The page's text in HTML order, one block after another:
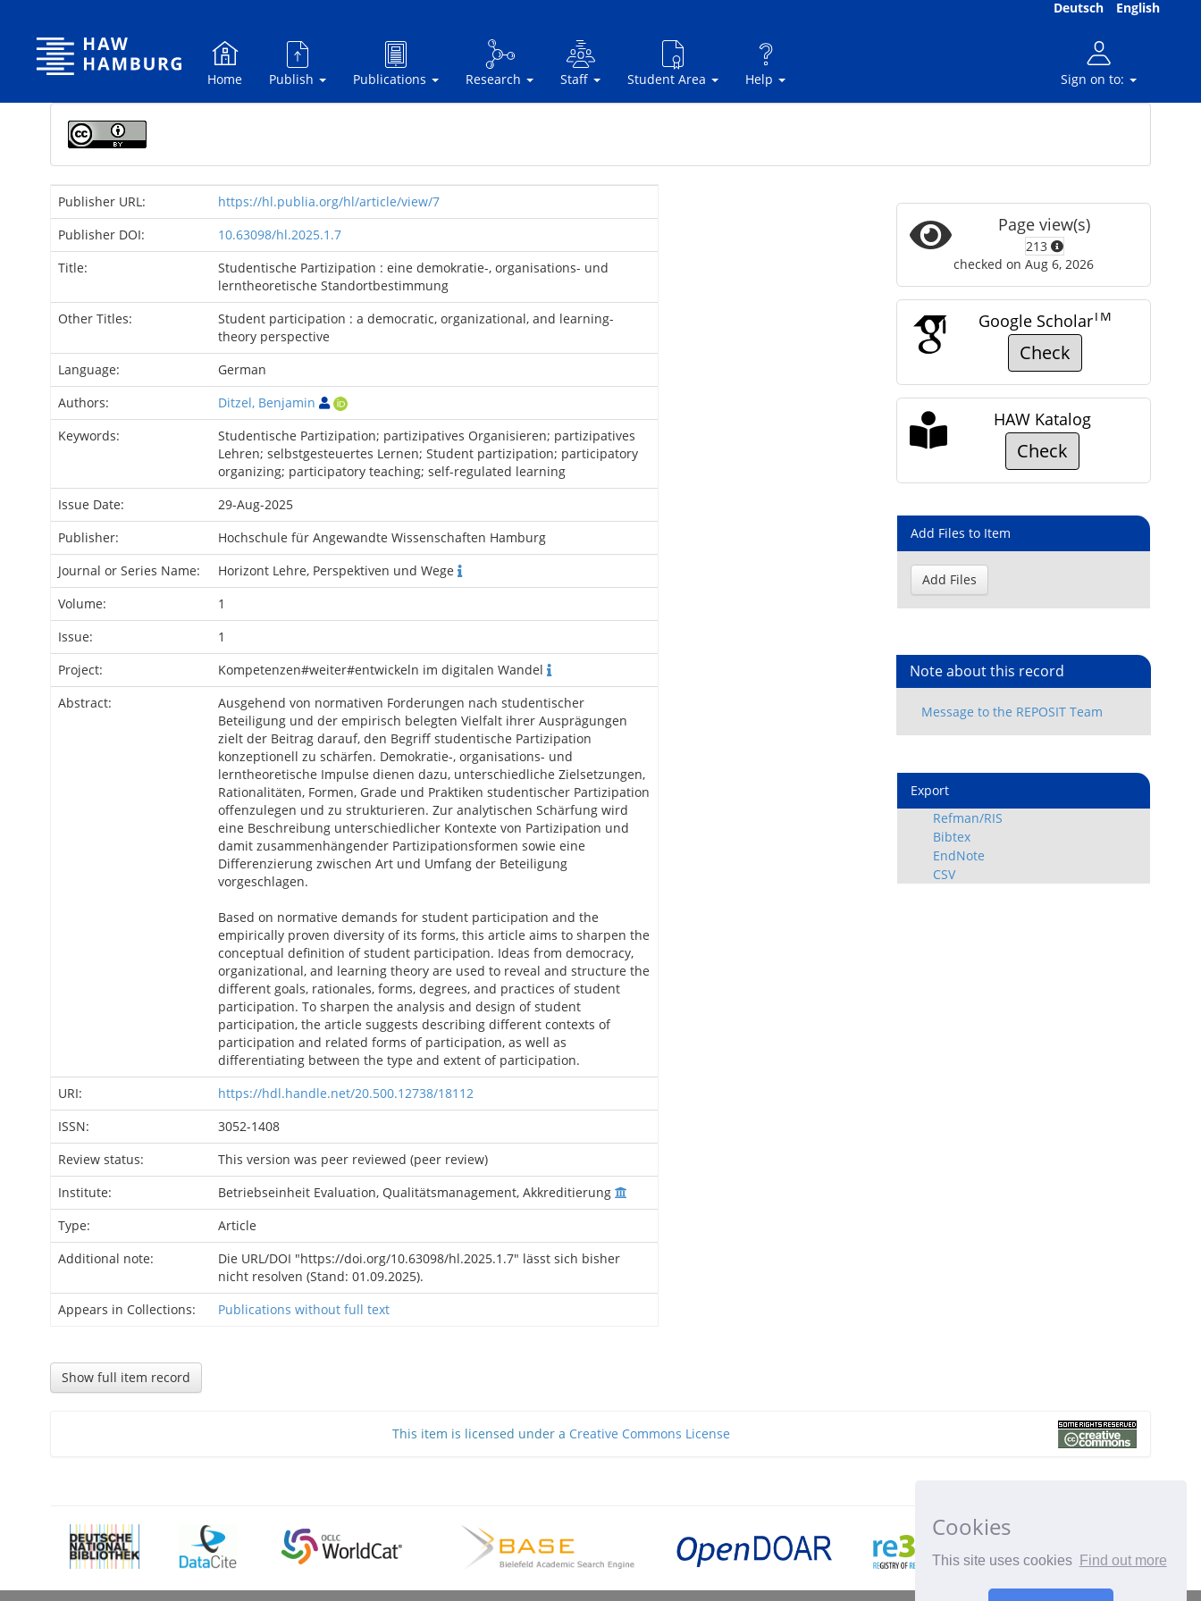
Cookies
This site uses cookies Find out more
Deutsch English
Home Publish Publications Research Staff Student Area Help Sign on to:
Publisher URL:
https://hl.publia.org/hl/article/view/7
Publisher DOI:
10.63098/hl.2025.1.7
Title:
Studentische Partizipation : eine demokratie-, organisations- und
lerntheoretische Standortbestimmung
Other Titles:
Student participation : a democratic, organizational, and learning-
theory perspective
Language:
German
Authors:
Ditzel, Benjamin
Keywords:
Studentische Partizipation; partizipatives Organisieren; partizipatives
Lehren; selbstgesteuertes Lernen; Student partizipation; participatory
organizing; participatory teaching; self-regulated learning
Issue Date:
29-Aug-2025
Publisher:
Hochschule für Angewandte Wissenschaften Hamburg
Journal or Series Name:
Horizont Lehre, Perspektiven und Wege
Volume:
1
Issue:
1
Project:
Kompetenzen#weiter#entwickeln im digitalen Wandel
Abstract:
Ausgehend von normativen Forderungen nach studentischer
Beteiligung und der empirisch belegten Vielfalt ihrer Ausprägungen
zielt der Beitrag darauf, den Begriff studentische Partizipation
konzeptionell zu schärfen. Demokratie-, organisations- und
lerntheoretische Impulse dienen dazu, unterschiedliche Zielsetzungen,
Rationalitäten, Formen, Grade und Praktiken studentischer Partizipation
offenzulegen und zu strukturieren. Zur analytischen Schärfung wird
eine Beschreibung unterschiedlicher Kontexte von Partizipation und
damit zusammenhängender Partizipationsformen sowie eine
Differenzierung zwischen Art und Umfang der Beteiligung
vorgeschlagen.
Based on normative demands for student participation and the
empirically proven diversity of its forms, this article aims to sharpen the
conceptual definition of student participation. Ideas from democracy,
organizational, and learning theory are used to reveal and structure the
different goals, rationales, forms, degrees, and practices of student
participation. To sharpen the analysis and design of student
participation, the article suggests describing different contexts of
participation and related forms of participation, as well as
differentiating between the type and extent of participation.
URI:
https://hdl.handle.net/20.500.12738/18112
ISSN:
3052-1408
Review status:
This version was peer reviewed (peer review)
Institute:
Betriebseinheit Evaluation, Qualitätsmanagement, Akkreditierung
Type:
Article
Additional note:
Die URL/DOI "https://doi.org/10.63098/hl.2025.1.7" lässt sich bisher
nicht resolven (Stand: 01.09.2025).
Appears in Collections:
Publications without full text
Show full item record
Page view(s)
213
checked on Aug 6, 2026
Google ScholarTM
Check
HAW Katalog
Check
Add Files to Item
Note about this record
Export
Refman/RIS
Bibtex
EndNote
CSV
This item is licensed under a Creative Commons License